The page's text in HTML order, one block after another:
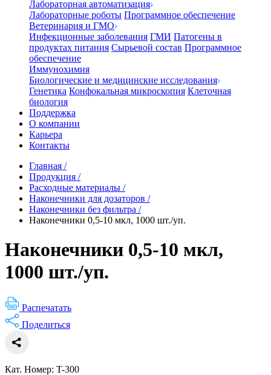
Лабораторная автоматизация
Лабораторные роботы Программное обеспечение
Ветеринария и ГМО
Инфекционные заболевания ГМИ Патогены в
продуктах питания Сырьевой состав Программное
обеспечение
Иммунохимия
Биологические и медицинские исследования
Генетика Конфокальная микроскопия Клеточная
биология
Поддержка
О компании
Карьера
Контакты
Главная /
Продукция /
Расходные материалы /
Наконечники для дозаторов /
Наконечники без фильтра /
Наконечники 0,5-10 мкл, 1000 шт./уп.
Наконечники 0,5-10 мкл,
1000 шт./уп.
Распечатать
Поделиться
Кат. Номер: T-300